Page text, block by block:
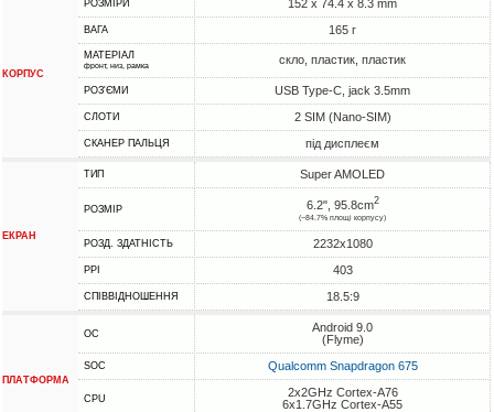
КОРПУС
РОЗМІРИ 152 x 74.4 x 8.3 mm
ВАГА 165 г
МАТЕРІАЛ
фронт, низ, рамка скло, пластик, пластик
РОЗ'ЄМИ USB Type-C, jack 3.5mm
СЛОТИ 2 SIM (Nano-SIM)
СКАНЕР ПАЛЬЦЯ під дисплеєм
ЕКРАН
ТИП Super AMOLED
РОЗМІР 6.2", 95.8cm2
(~84.7% площі корпусу)
РОЗД. ЗДАТНІСТЬ 2232x1080
PPI 403
СПІВВІДНОШЕННЯ 18.5:9
ПЛАТФОРМА
ОС
Android 9.0
(Flyme)
SOC Qualcomm Snapdragon 675
CPU
2x2GHz Cortex-A76
6x1.7GHz Cortex-A55